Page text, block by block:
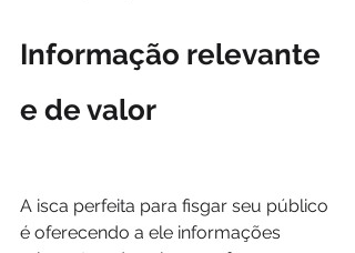
Informação relevante
e de valor
A isca perfeita para fisgar seu público
é oferecendo a ele informações